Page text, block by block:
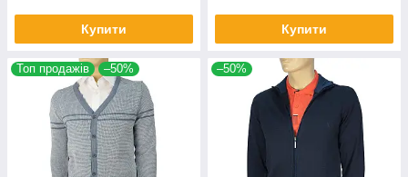
Купити Купити
Топ продажів –50% –50%